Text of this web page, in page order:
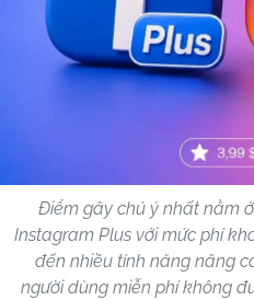
Điểm gây chú ý nhất nằm
Instagram Plus với mức phí
đến nhiều tính năng nâng
người dùng miễn phí không